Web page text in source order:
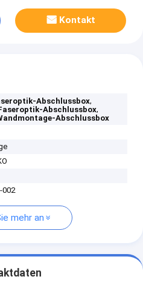
Kontakt
Abschlussbox,
Abschlussbox,
Abschlussbox
002
mehr an